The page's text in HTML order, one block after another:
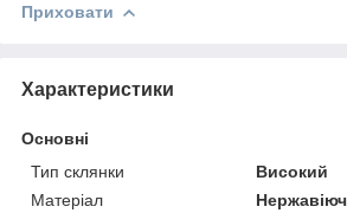
Приховати
Характеристики
Основні
Тип склянки
Високий
Матеріал